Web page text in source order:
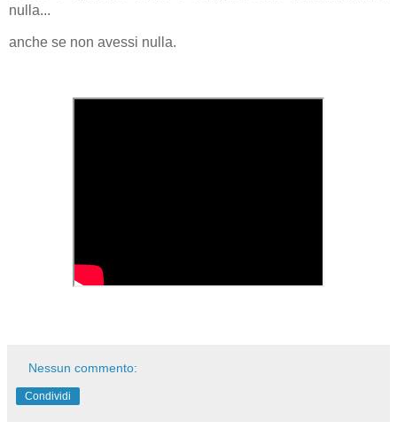
nulla...
anche se non avessi nulla.
Nessun commento:
Condividi